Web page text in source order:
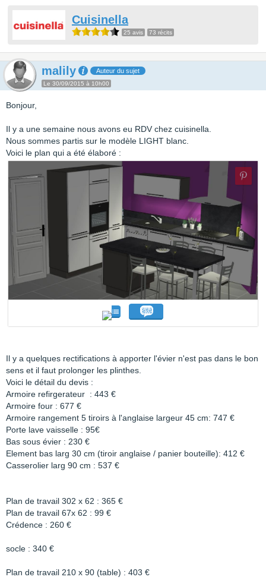
Cuisinella
25 avis 73 récits
malily Auteur du sujet
Le 30/09/2015 à 10h00
Bonjour,
Il y a une semaine nous avons eu RDV chez cuisinella.
Nous sommes partis sur le modèle LIGHT blanc.
Voici le plan qui a été élaboré :
Il y a quelques rectifications à apporter l'évier n'est pas dans le bon
sens et il faut prolonger les plinthes.
Voici le détail du devis :
Armoire refirgerateur : 443 €
Armoire four : 677 €
Armoire rangement 5 tiroirs à l'anglaise largeur 45 cm: 747 €
Porte lave vaisselle : 95€
Bas sous évier : 230 €
Element bas larg 30 cm (tiroir anglaise / panier bouteille): 412 €
Casserolier larg 90 cm : 537 €
Plan de travail 302 x 62 : 365 €
Plan de travail 67x 62 : 99 €
Crédence : 260 €
socle : 340 €
Plan de travail 210 x 90 (table) : 403 €